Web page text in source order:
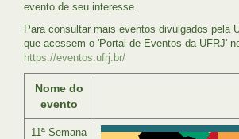
evento de seu interesse.
Para consultar mais eventos divulgados pela
que acessem o 'Portal de Eventos da UFRJ'
https://eventos.ufrj.br/
Nome do
evento
11ª Semana